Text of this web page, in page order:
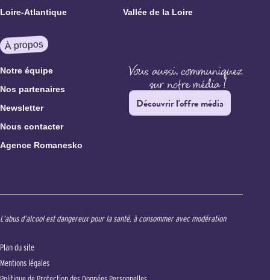
Loire-Atlantique
Vallée de la Loire
À propos
Notre équipe
Nos partenaires
Newsletter
Nous contacter
Agence Romanesko
Découvrir l'offre média
L’abus d’alcool est dangereux pour la santé, à consommer avec modération
Plan du site
Mentions légales